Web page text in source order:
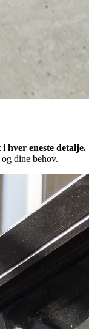
hver eneste detalje.
dine behov.